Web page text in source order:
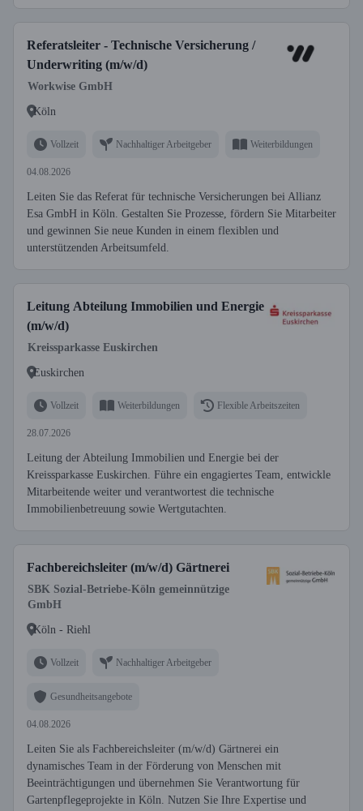
Referatsleiter - Technische Versicherung /
Underwriting (m/w/d)
Workwise GmbH
Köln
Vollzeit Nachhaltiger Arbeitgeber Weiterbildungen
04.08.2026
Leiten Sie das Referat für technische Versicherungen bei Allianz
Esa GmbH in Köln. Gestalten Sie Prozesse, fördern Sie Mitarbeiter
und gewinnen Sie neue Kunden in einem flexiblen und
unterstützenden Arbeitsumfeld.
Leitung Abteilung Immobilien und Energie
(m/w/d)
Kreissparkasse Euskirchen
Euskirchen
Vollzeit Weiterbildungen Flexible Arbeitszeiten
28.07.2026
Leitung der Abteilung Immobilien und Energie bei der
Kreissparkasse Euskirchen. Führe ein engagiertes Team, entwickle
Mitarbeitende weiter und verantwortest die technische
Immobilienbetreuung sowie Wertgutachten.
Fachbereichsleiter (m/w/d) Gärtnerei
SBK Sozial-Betriebe-Köln gemeinnützige
GmbH
Köln - Riehl
Vollzeit Nachhaltiger Arbeitgeber
Gesundheitsangebote
04.08.2026
Leiten Sie als Fachbereichsleiter (m/w/d) Gärtnerei ein
dynamisches Team in der Förderung von Menschen mit
Beeinträchtigungen und übernehmen Sie Verantwortung für
Gartenpflegeprojekte in Köln. Nutzen Sie Ihre Expertise und